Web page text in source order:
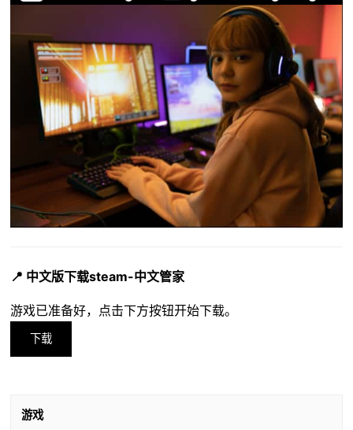
📍 中文版下载steam-中文管家
游戏已准备好，点击下方按钮开始下载。
下载
游戏